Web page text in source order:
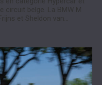
circuit belge. La BMW M
et Sheldon van…